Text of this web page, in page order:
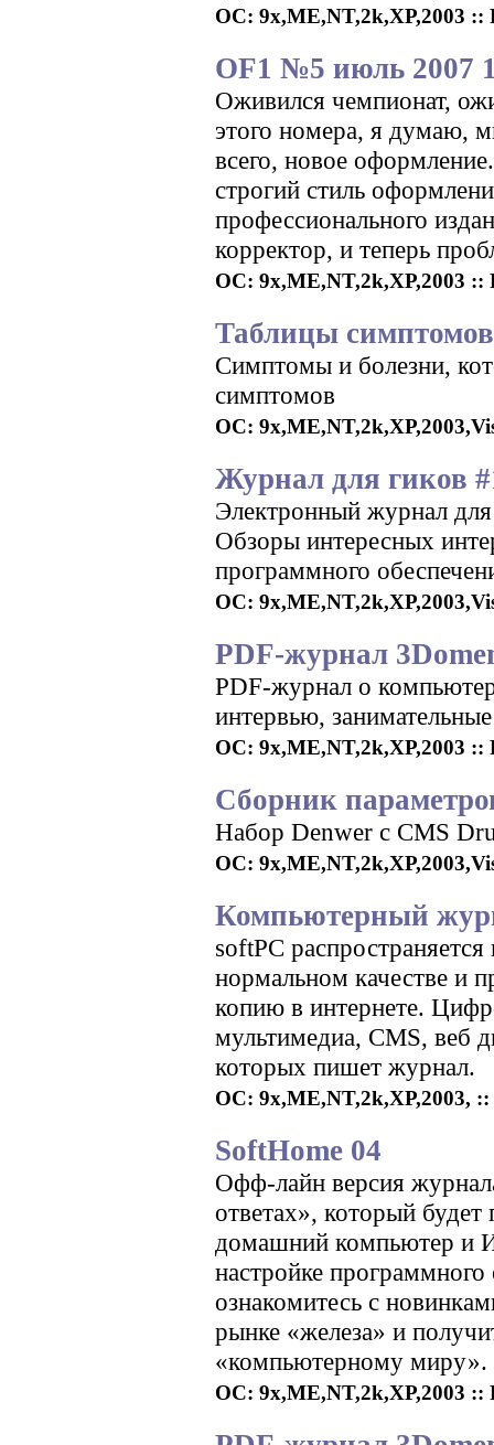
ОС: 9x,ME,NT,2k,XP,2003 ::
OF1 №5 июль 2007
Оживился чемпионат,
этого номера, я думаю,
всего, новое
строгий стиль
профессионального
корректор, и теперь
ОС: 9x,ME,NT,2k,XP,2003 ::
Таблицы симптомов
Симптомы и болезни,
симптомов
ОС:
Журнал для гиков
Электронный журнал
Обзоры интересных
программного
ОС:
PDF-журнал
PDF-журнал о
интервью,
ОС: 9x,ME,NT,2k,XP,2003 ::
Сборник
Набор Denwer с CMS
ОС:
Компьютерный
softPC
нормальном качестве и
копию в интернете.
мультимедиа, CMS, веб
которых пишет журнал.
ОС: 9x,ME,NT,2k,XP,2003,
SoftHome 04
Офф-лайн версия
ответах», который будет
домашний компьютер и
настройке
ознакомитесь с
рынке «железа» и
«компьютерному миру».
ОС: 9x,ME,NT,2k,XP,2003 ::